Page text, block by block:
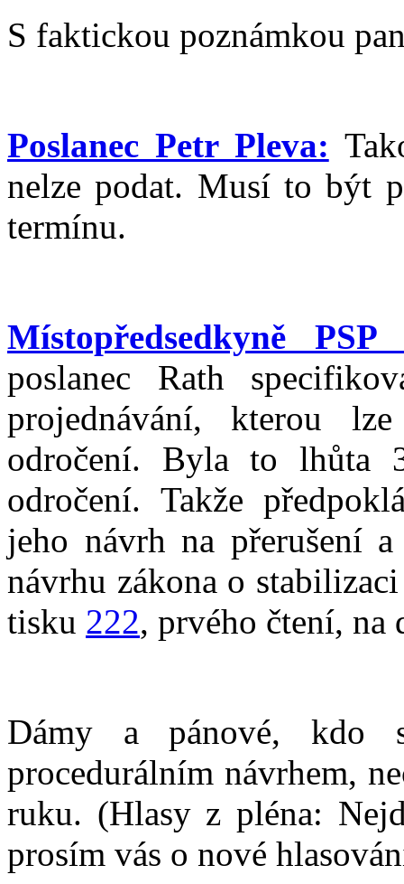
S faktickou poznámkou
Poslanec Petr Pleva:
nelze podat. Musí to být
termínu.
Místopředsedkyně
poslanec Rath
projednávání, kterou
odročení. Byla to lhůta
odročení. Takže
jeho návrh na přerušení
návrhu zákona o
tisku 222, prvého čtení, na
Dámy a pánové, kdo
procedurálním návrhem,
ruku. (Hlasy z pléna:
prosím vás o nové